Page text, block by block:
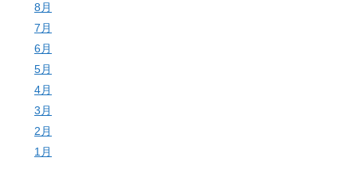
8月
7月
6月
5月
4月
3月
2月
1月